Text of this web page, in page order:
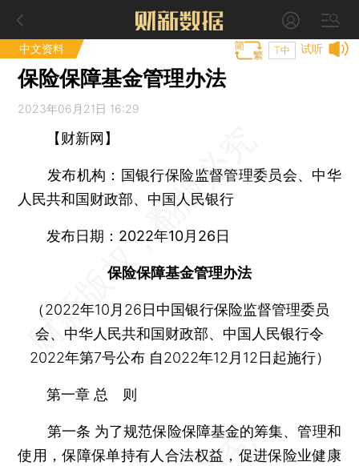
中文资料 试听
T中
保险保障基金管理办法
2023年06月21日 16:29
【财新网】
发布机构：国银行保险监督管理委员会、中华
人民共和国财政部、中国人民银行
发布日期：2022年10月26日
保险保障基金管理办法
（2022年10月26日中国银行保险监督管理委员
会、中华人民共和国财政部、中国人民银行令
2022年第7号公布 自2022年12月12日起施行）
第一章 总 则
第一条 为了规范保险保障基金的筹集、管理和
使用，保障保单持有人合法权益，促进保险业健康